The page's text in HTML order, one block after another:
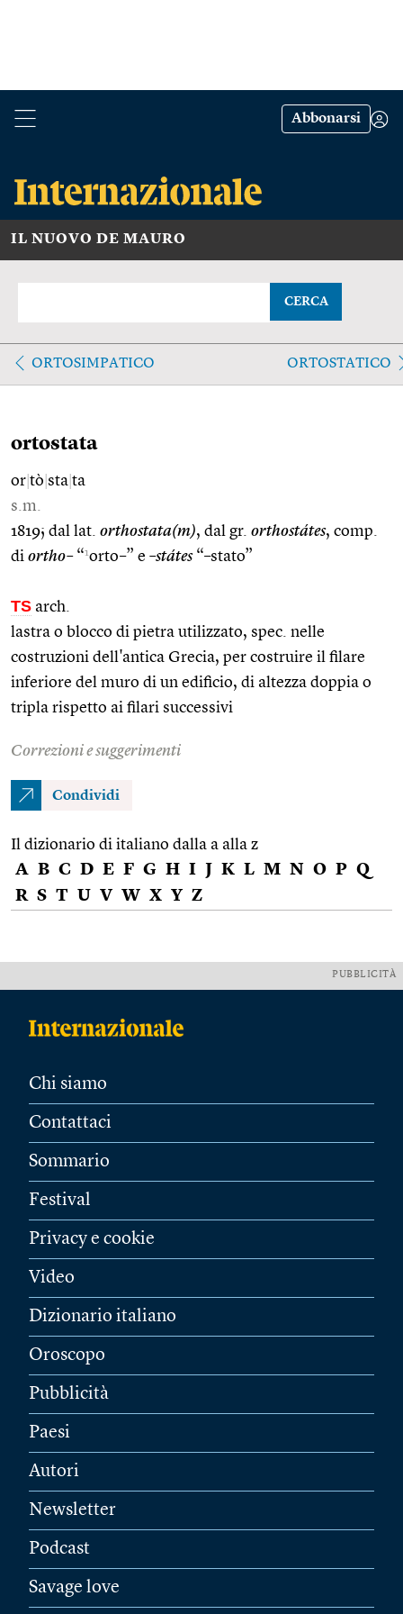
Abbonarsi
IL NUOVO DE MAURO
CERCA
ORTOSIMPATICO ORTOSTATICO
ortostata
or tò sta ta
s.m.
1819; dal lat. orthostata(m), dal gr. orthostátes, comp.
di ortho–“1orto–” e –státes“–stato”
TS arch.
lastra o blocco di pietra utilizzato, spec. nelle
costruzioni dell'antica Grecia, per costruire il filare
inferiore del muro di un edificio, di altezza doppia o
tripla rispetto ai filari successivi
Correzioni e suggerimenti
Condividi
Il dizionario di italiano dalla a alla z
A B C D E F G H I J K L M N O P Q
R S T U V W X Y Z
PUBBLICITÀ
Chi siamo
Contattaci
Sommario
Festival
Privacy e cookie
Video
Dizionario italiano
Oroscopo
Pubblicità
Paesi
Autori
Newsletter
Podcast
Savage love